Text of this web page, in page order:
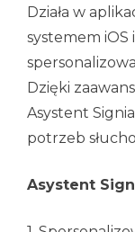
Działa w
systemem iOS
Dzięki
Asystent
potrzeb
Asystent